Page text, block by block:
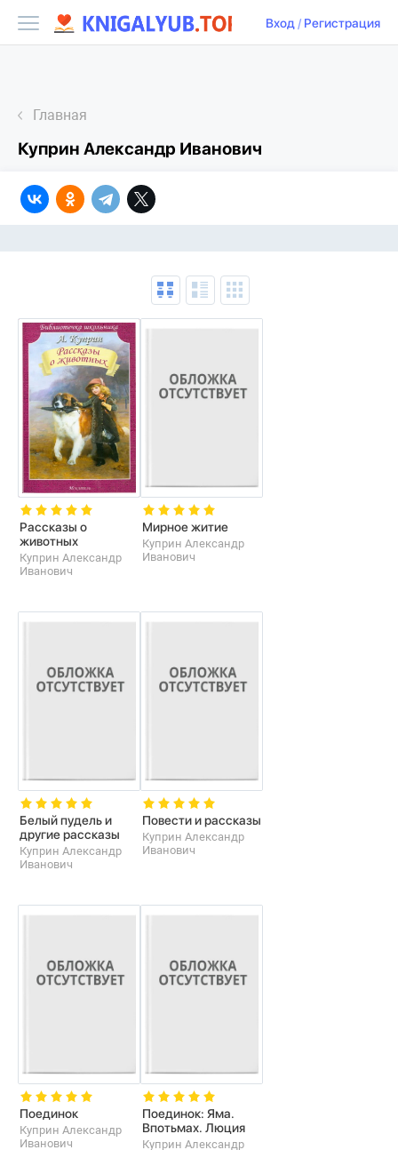
Вход/ Регистрация
Главная
Куприн Александр Иванович
Рассказы о
животных
Куприн Александр
Иванович
Мирное житие
Куприн Александр
Иванович
Белый пудель и
другие рассказы
Куприн Александр
Иванович
Повести и рассказы
Куприн Александр
Иванович
Поединок
Куприн Александр
Иванович
Поединок: Яма.
Впотьмах. Люция
Куприн Александр